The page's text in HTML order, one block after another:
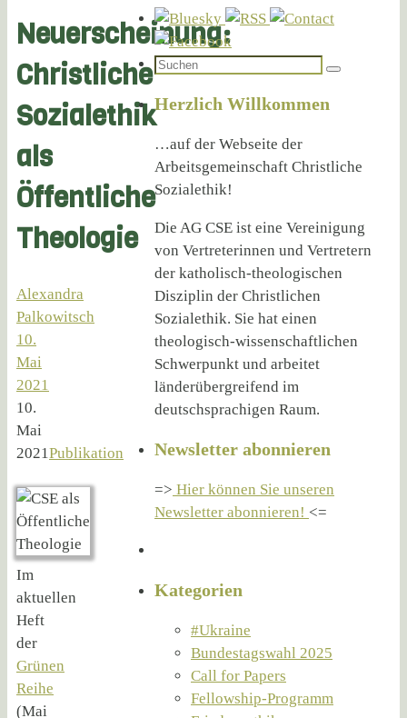
Neuerscheinung:
Christliche
Sozialethik
als
Öffentliche
Theologie
Alexandra
Palkowitsch
10.
Mai
2021
10.
Mai
2021Publikation
Im
aktuellen
Heft
der
Grünen
Reihe
(Mai
Suchen
Suchen
Herzlich Willkommen
…auf der Webseite der
Arbeitsgemeinschaft Christliche
Sozialethik!
Die AG CSE ist eine Vereinigung
von Vertreterinnen und Vertretern
der katholisch-theologischen
Disziplin der Christlichen
Sozialethik. Sie hat einen
theologisch-wissenschaftlichen
Schwerpunkt und arbeitet
länderübergreifend im
deutschsprachigen Raum.
Newsletter abonnieren
=> Hier können Sie unseren
Newsletter abonnieren! <=
Kategorien
#Ukraine
Bundestagswahl 2025
Call for Papers
Fellowship-Programm